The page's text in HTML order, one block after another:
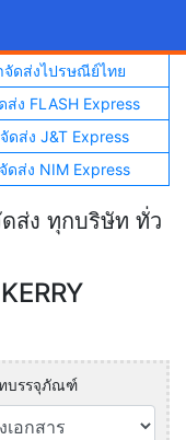
จัดส่งไปรษณีย์ไทย
ส่ง FLASH Express
ดส่ง J&T Express
ดส่ง NIM Express
ส่ง ทุกบริษัท ทั่ว
ทบรรจุภัณฑ์